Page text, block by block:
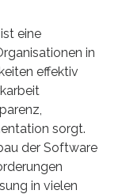
eine
in
effektiv
sorgt.
der Software
in vielen